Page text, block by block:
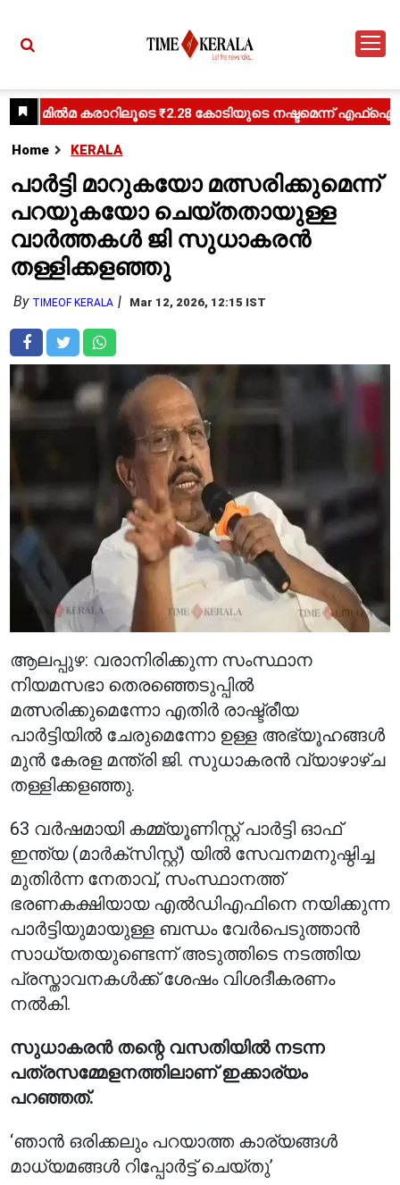
Home KERALA
പാർട്ടി മാറുകയോ മത്സരിക്കുമെന്ന്
പറയുകയോ ചെയ്തതായുള്ള
വാർത്തകൾ ജി സുധാകരൻ
തള്ളിക്കളഞ്ഞു
By TIMEOF KERALA Mar 12, 2026, 12:15 IST
ആലപ്പുഴ: വരാനിരിക്കുന്ന സംസ്ഥാന
നിയമസഭാ തെരഞ്ഞെടുപ്പിൽ
മത്സരിക്കുമെന്നോ എതിർ രാഷ്ട്രീയ
പാർട്ടിയിൽ ചേരുമെന്നോ ഉള്ള അഭ്യൂഹങ്ങൾ
മുൻ കേരള മന്ത്രി ജി. സുധാകരൻ വ്യാഴാഴ്ച
തള്ളിക്കളഞ്ഞു.
63 വർഷമായി കമ്മ്യൂണിസ്റ്റ് പാർട്ടി ഓഫ്
ഇന്ത്യ (മാർക്സിസ്റ്റ്) യിൽ സേവനമനുഷ്ഠിച്ച
മുതിർന്ന നേതാവ്, സംസ്ഥാനത്ത്
ഭരണകക്ഷിയായ എൽഡിഎഫിനെ നയിക്കുന്ന
പാർട്ടിയുമായുള്ള ബന്ധം വേർപെടുത്താൻ
സാധ്യതയുണ്ടെന്ന് അടുത്തിടെ നടത്തിയ
പ്രസ്താവനകൾക്ക് ശേഷം വിശദീകരണം
നൽകി.
സുധാകരൻ തന്റെ വസതിയിൽ നടന്ന
പത്രസമ്മേളനത്തിലാണ് ഇക്കാര്യം
പറഞ്ഞത്.
‘ഞാൻ ഒരിക്കലും പറയാത്ത കാര്യങ്ങൾ
മാധ്യമങ്ങൾ റിപ്പോർട്ട് ചെയ്തു’